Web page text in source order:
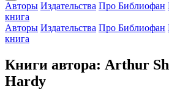
Авторы Издательства Про Библиофан
книга
Авторы Издательства Про Библиофан
книга
Книги автора: Arthur
Hardy